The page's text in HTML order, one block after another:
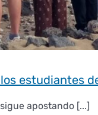
estudiantes
apostando [...]